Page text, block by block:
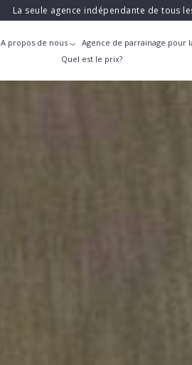
La seule agence indépendante de tous
A propos de nous Agence de parrainage pour
Quel est le prix?